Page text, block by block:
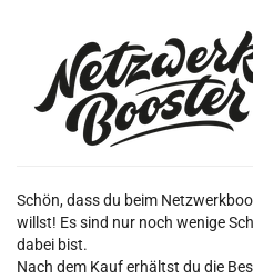
springen
31.
März
Schön, dass du beim
willst! Es sind nur noch wenige
dabei bist.
Nach dem Kauf erhältst du die